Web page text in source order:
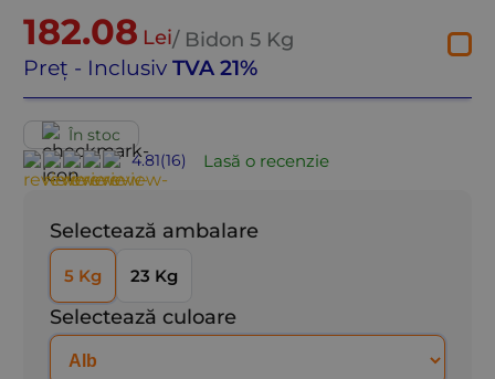
182.08 Lei/ Bidon 5 Kg
Preț - Inclusiv TVA 21%
În stoc
4.81(16) Lasă o recenzie
Selectează ambalare
5 Kg 23 Kg
Selectează culoare